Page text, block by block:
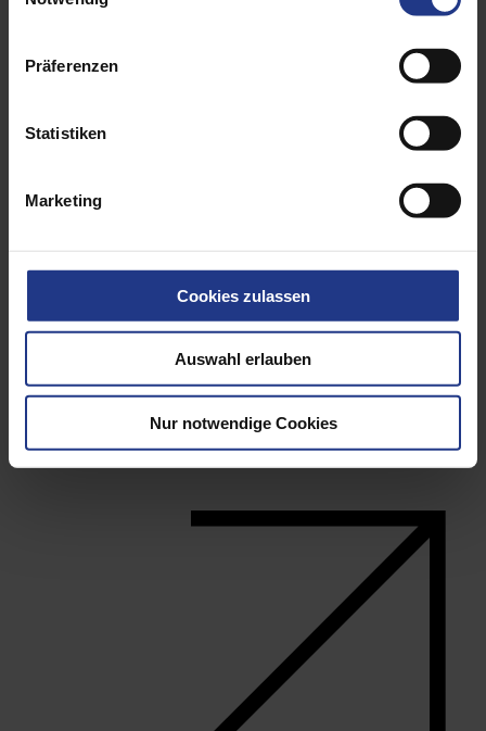
Präferenzen
Statistiken
Marketing
Cookies zulassen
Auswahl erlauben
Nur notwendige Cookies
Lifting means